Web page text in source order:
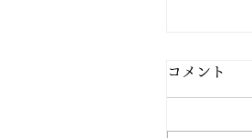
コメント